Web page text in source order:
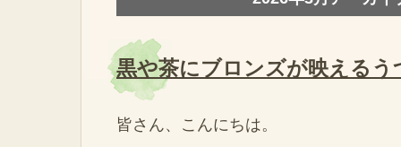
黒や茶にブロンズが映えるう
皆さん、こんにちは。